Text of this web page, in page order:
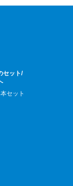
セット/
セット